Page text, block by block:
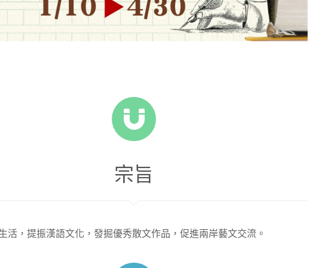
宗旨
活，提振漢語文化，發掘優秀散文作品，促進兩岸藝文交流。